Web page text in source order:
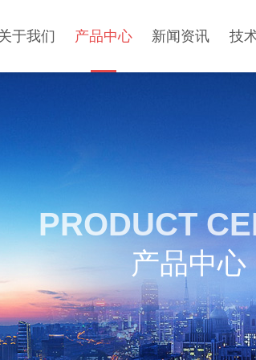
于我们 产品中心 新闻资讯 技
PRODUCT
产品中心